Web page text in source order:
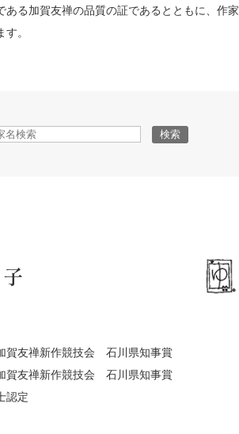
ある加賀友禅の品質の証であるとともに、作家
。
賀友禅新作競技会 石川県知事賞
賀友禅新作競技会 石川県知事賞
認定